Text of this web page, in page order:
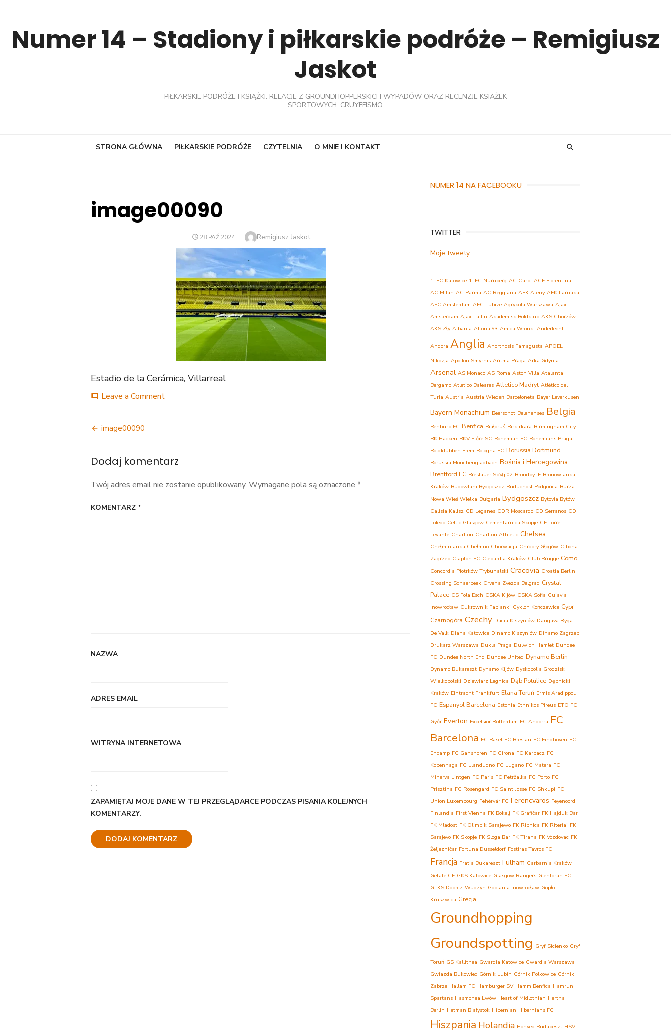
contentNumer 14 – Stadiony i piłkarskie podróże – Remigiusz
Jaskot
PIŁKARSKIE PODRÓŻE I KSIĄŻKI. RELACJE Z GROUNDHOPPERSKICH WYPADÓW ORAZ RECENZJE KSIĄŻEK
SPORTOWYCH. CRUYFFISMO.
STRONA GŁÓWNA PIŁKARSKIE PODRÓŻE CZYTELNIA O MNIE I KONTAKT
image00090
POSTED
28 PAŹ 2024 Author
Remigiusz Jaskot
Estadio de la Cerámica, Villarreal
comment Leave a Commenton
Nawigacja
image00090
Dodaj komentarz
Twój adres email nie zostanie opublikowany. Wymagane pola są oznaczone *
KOMENTARZ *
NAZWA
ADRES EMAIL
WITRYNA INTERNETOWA
ZAPAMIĘTAJ MOJE DANE W TEJ PRZEGLĄDARCE PODCZAS PISANIA KOLEJNYCH
KOMENTARZY.
NUMER 14 NA FACEBOOKU
TWITTER
Moje tweety
1. FC Katowice 1. FC Nürnberg AC Carpi ACF Fiorentina
AC Milan AC Parma AC Reggiana AEK Ateny AEK Larnaka
AFC Amsterdam AFC Tubize Agrykola Warszawa Ajax
Amsterdam Ajax Tallin Akademisk Boldklub AKS Chorzów
AKS Zły Albania Altona 93 Amica Wronki Anderlecht
Andora Anglia Anorthosis Famagusta APOEL
Nikozja Apollon Smyrnis Aritma Praga Arka Gdynia
Arsenal AS Monaco AS Roma Aston Villa Atalanta
Bergamo Atletico Baleares Atletico Madryt Atlético del
Turia Austria Austria Wiedeń Barceloneta Bayer Leverkusen
Bayern Monachium Beerschot Belenenses Belgia
Benburb FC Benfica Białoruś Birkirkara Birmingham City
BK Häcken BKV Előre SC Bohemian FC Bohemians Praga
Boldklubben Frem Bologna FC Borussia Dortmund
Borussia Mönchengladbach Bośnia i Hercegowina
Brentford FC Breslauer SpVg 02 Brondby IF Bronowianka
Kraków Budowlani Bydgoszcz Buducnost Podgorica Burza
Nowa Wieś Wielka Bułgaria Bydgoszcz Bytovia Bytów
Calisia Kalisz CD Leganes CDR Moscardo CD Serranos CD
Toledo Celtic Glasgow Cementarnica Skopje CF Torre
Levante Charlton Charlton Athletic Chelsea
Chełminianka Chełmno Chorwacja Chrobry Głogów Cibona
Zagrzeb Clapton FC Clepardia Kraków Club Brugge Como
Concordia Piotrków Trybunalski Cracovia Croatia Berlin
Crossing Schaerbeek Crvena Zvezda Belgrad Crystal
Palace CS Fola Esch CSKA Kijów CSKA Sofia Cuiavia
Inowrocław Cukrownik Fabianki Cyklon Kończewice Cypr
Czarnogóra Czechy Dacia Kiszyniów Daugava Ryga
De Valk Diana Katowice Dinamo Kiszyniów Dinamo Zagrzeb
Drukarz Warszawa Dukla Praga Dulwich Hamlet Dundee
FC Dundee North End Dundee United Dynamo Berlin
Dynamo Bukareszt Dynamo Kijów Dyskobolia Grodzisk
Wielkopolski Dziewiarz Legnica Dąb Potulice Dębnicki
Kraków Eintracht Frankfurt Elana Toruń Ermis Aradippou
FC Espanyol Barcelona Estonia Ethnikos Pireus ETO FC
Győr Everton Excelsior Rotterdam FC Andorra FC
Barcelona FC Basel FC Breslau FC Eindhoven FC
Encamp FC Ganshoren FC Girona FC Karpacz FC
Kopenhaga FC Llandudno FC Lugano FC Matera FC
Minerva Lintgen FC Paris FC Petržalka FC Porto FC
Prisztina FC Rosengard FC Saint Josse FC Shkupi FC
Union Luxembourg Fehérvár FC Ferencvaros Feyenoord
Finlandia First Vienna FK Bokelj FK Grafičar FK Hajduk Bar
FK Mladost FK Olimpik Sarajewo FK Ribnica FK Riteriai FK
Sarajevo FK Skopje FK Sloga Bar FK Tirana FK Vozdovac FK
Željezničar Fortuna Dusseldorf Fostiras Tavros FC
Francja Fratia Bukareszt Fulham Garbarnia Kraków
Getafe CF GKS Katowice Glasgow Rangers Glentoran FC
GLKS Dobrcz-Wudzyn Goplania Inowrocław Gopło
Kruszwica Grecja
Groundhopping
Groundspotting Gryf Sicienko Gryf
Toruń GS Kallithea Gwardia Katowice Gwardia Warszawa
Gwiazda Bukowiec Górnik Lubin Górnik Polkowice Górnik
Zabrze Hallam FC Hamburger SV Hamm Benfica Hamrun
Spartans Hasmonea Lwów Heart of Midlothian Hertha
Berlin Hetman Białystok Hibernian Hibernians FC
Hiszpania Holandia Honved Budapeszt HSV